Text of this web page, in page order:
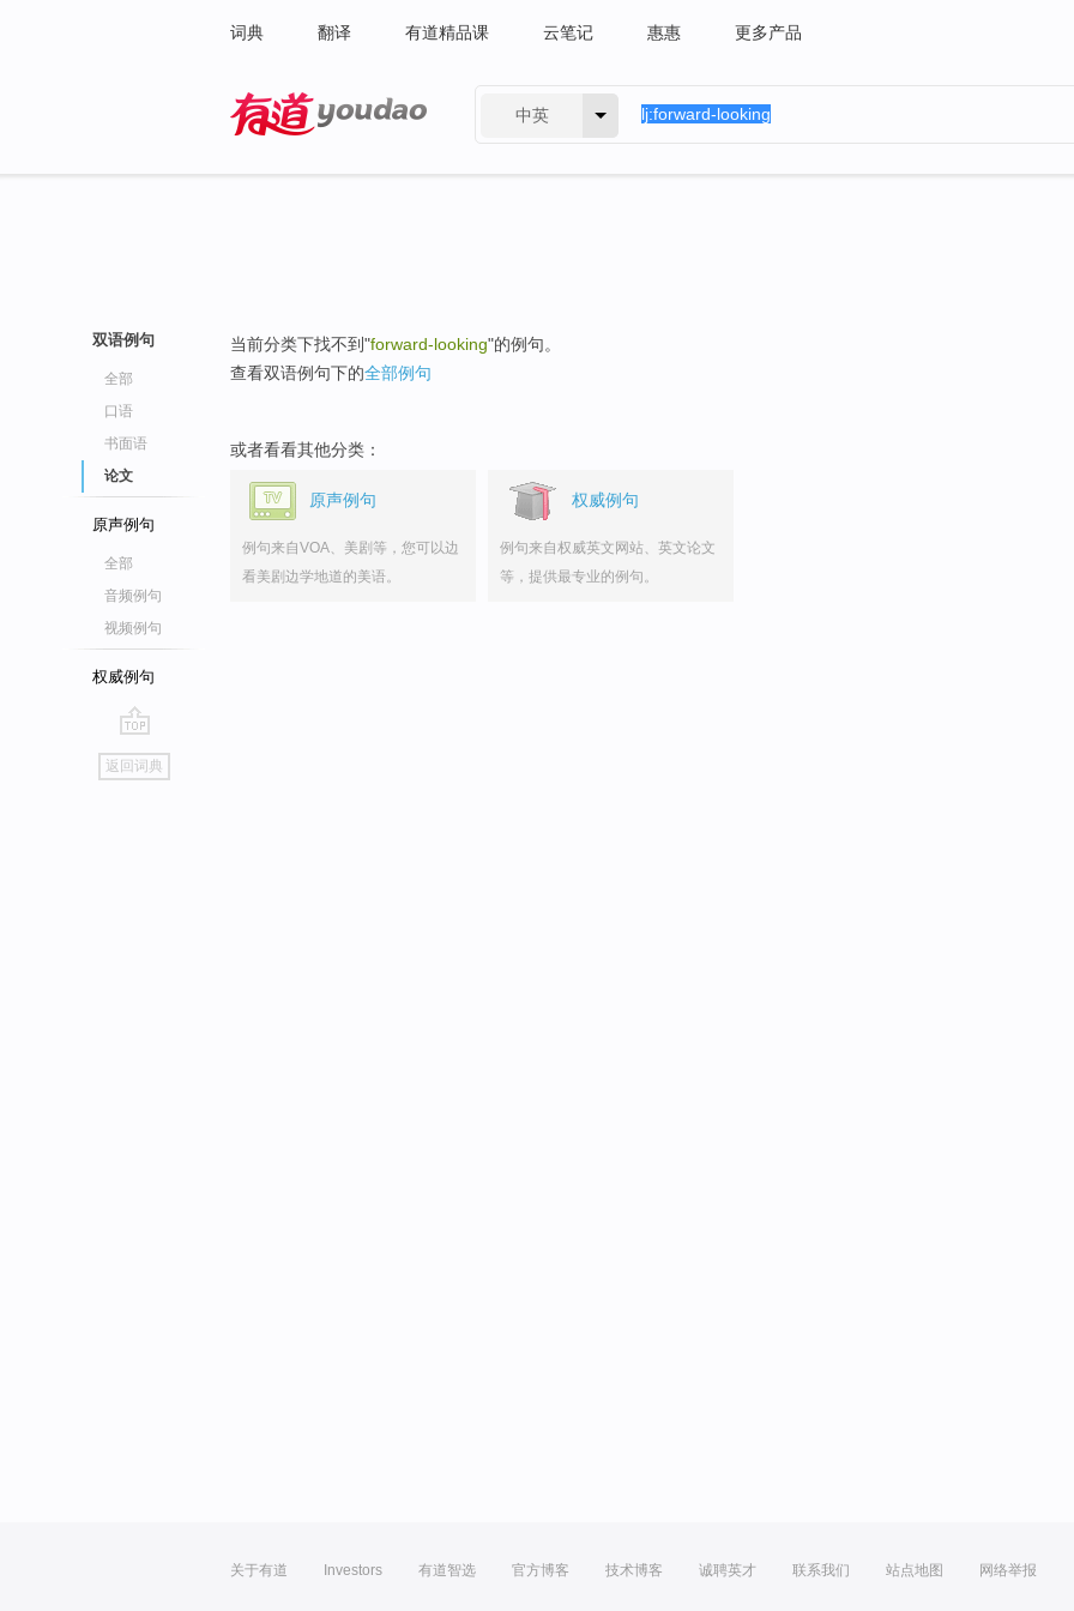
词典 翻译 有道精品课 云笔记 惠惠 更多产品
中英
双语例句
全部
口语
书面语
论文
原声例句
全部
音频例句
视频例句
权威例句
go
top
返回词典
当前分类下找不到"forward-looking"的例句。
查看双语例句下的全部例句
或者看看其他分类：
原声例句
例句来自VOA、美剧等，您可以边
看美剧边学地道的美语。
权威例句
例句来自权威英文网站、英文论文
等，提供最专业的例句。
关于有道 Investors 有道智选 官方博客 技术博客 诚聘英才 联系我们 站点地图 网络举报